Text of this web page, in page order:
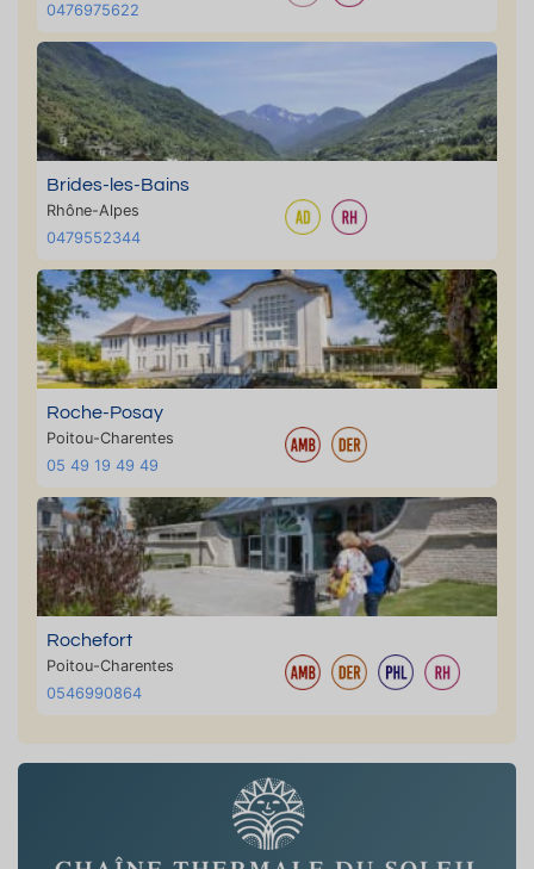
0476975622
Brides-les-Bains
Rhône-Alpes
0479552344
Roche-Posay
Poitou-Charentes
05 49 19 49 49
Rochefort
Poitou-Charentes
0546990864